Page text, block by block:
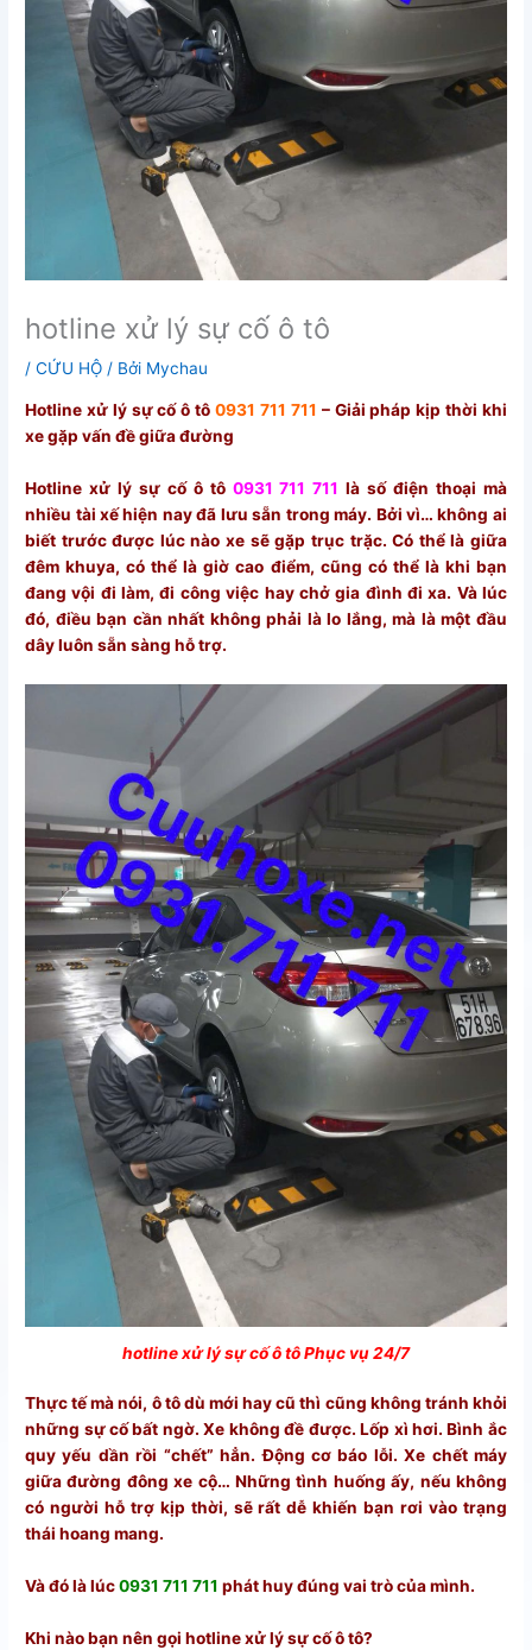
hotline xử lý sự cố ô tô
/CỨU HỘ / Bởi Mychau
Hotline xử lý sự cố ô tô0931 711 711 – Giải pháp kịp thời khi
xe gặp vấn đề giữa đường
Hotline xử lý sự cố ô tô 0931 711 711 là số điện thoại mà
nhiều tài xế hiện nay đã lưu sẵn trong máy. Bởi vì… không ai
biết trước được lúc nào xe sẽ gặp trục trặc. Có thể là giữa
đêm khuya, có thể là giờ cao điểm, cũng có thể là khi bạn
đang vội đi làm, đi công việc hay chở gia đình đi xa. Và lúc
đó, điều bạn cần nhất không phải là lo lắng, mà là một đầu
dây luôn sẵn sàng hỗ trợ.
hotline xử lý sự cố ô tô Phục vụ 24/7
Thực tế mà nói, ô tô dù mới hay cũ thì cũng không tránh khỏi
những sự cố bất ngờ. Xe không đề được. Lốp xì hơi. Bình ắc
quy yếu dần rồi “chết” hẳn. Động cơ báo lỗi. Xe chết máy
giữa đường đông xe cộ… Những tình huống ấy, nếu không
có người hỗ trợ kịp thời, sẽ rất dễ khiến bạn rơi vào trạng
thái hoang mang.
Và đó là lúc0931 711 711 phát huy đúng vai trò của mình.
Khi nào bạn nên gọi hotline xử lý sự cố ô tô?